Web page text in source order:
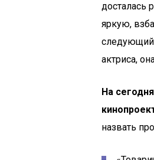
досталась
яркую,
следующий
актриса,
На
назвать